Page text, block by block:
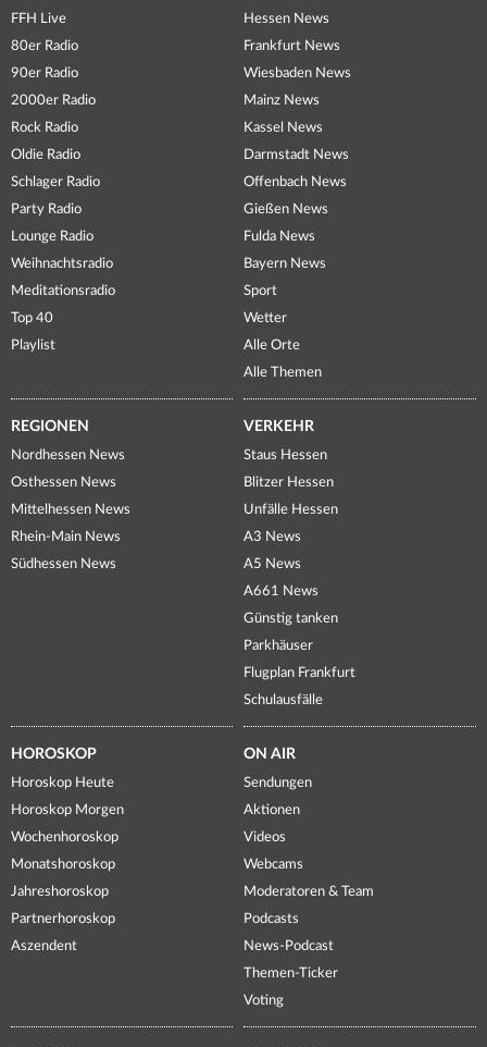
FFH Live
80er Radio
90er Radio
2000er Radio
Rock Radio
Oldie Radio
Schlager Radio
Party Radio
Lounge Radio
Weihnachtsradio
Meditationsradio
Top 40
Playlist
Hessen News
Frankfurt News
Wiesbaden News
Mainz News
Kassel News
Darmstadt News
Offenbach News
Gießen News
Fulda News
Bayern News
Sport
Wetter
Alle Orte
Alle Themen
REGIONEN
Nordhessen News
Osthessen News
Mittelhessen News
Rhein-Main News
Südhessen News
VERKEHR
Staus Hessen
Blitzer Hessen
Unfälle Hessen
A3 News
A5 News
A661 News
Günstig tanken
Parkhäuser
Flugplan Frankfurt
Schulausfälle
HOROSKOP
Horoskop Heute
Horoskop Morgen
Wochenhoroskop
Monatshoroskop
Jahreshoroskop
Partnerhoroskop
Aszendent
ON AIR
Sendungen
Aktionen
Videos
Webcams
Moderatoren & Team
Podcasts
News-Podcast
Themen-Ticker
Voting